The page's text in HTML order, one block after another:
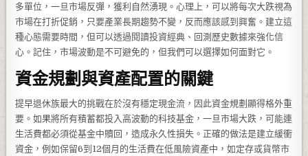
多單位，一旦市場反彈，獲利自然湧現。心理上，可以將每次大跌視為
市場在打折促銷，只要產業長期趨勢不變，反而應該感到興奮。建立這
種心態需要時間，但可以透過閱讀投資經典、回測歷史數據來強化信
心。記住，市場波動是不可避免的，但我們可以選擇如何面對它。
資金規劃與資產配置的關鍵
提早退休族最大的挑戰在於沒有穩定現金流，因此資金規劃顯得格外重
要。如果將所有積蓄都投入高波動的科技基金，一旦市場大跌，可能連
生活費都必須從基金中贖回，造成永久性損失。正確的做法是建立緩衝
資金，例如保留6到12個月的生活費在低風險資產中，如定存或貨幣市